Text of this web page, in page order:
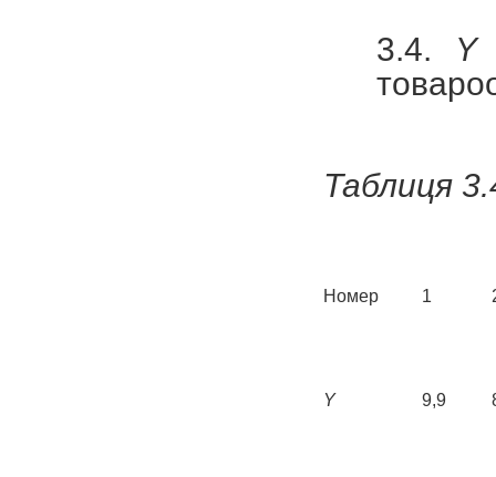
3.4. Y
Таблиця
Номер 1
Y 9,9